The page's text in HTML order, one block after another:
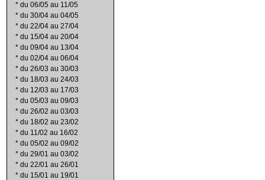
* du 06/05 au 11/05
* du 30/04 au 04/05
* du 22/04 au 27/04
* du 15/04 au 20/04
* du 09/04 au 13/04
* du 02/04 au 06/04
* du 26/03 au 30/03
* du 18/03 au 24/03
* du 12/03 au 17/03
* du 05/03 au 09/03
* du 26/02 au 03/03
* du 18/02 au 23/02
* du 11/02 au 16/02
* du 05/02 au 09/02
* du 29/01 au 03/02
* du 22/01 au 26/01
* du 15/01 au 19/01